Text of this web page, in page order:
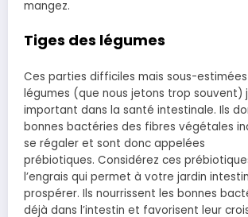
mangez.
Tiges des légumes
Ces parties difficiles mais sous-
légumes (que nous jetons trop souvent)
important dans la santé intestinale. Ils
bonnes bactéries des fibres végétales
se régaler et sont donc appelées
prébiotiques. Considérez ces
l’engrais qui permet à votre jardin
prospérer. Ils nourrissent les bonnes
déjà dans l’intestin et favorisent leur